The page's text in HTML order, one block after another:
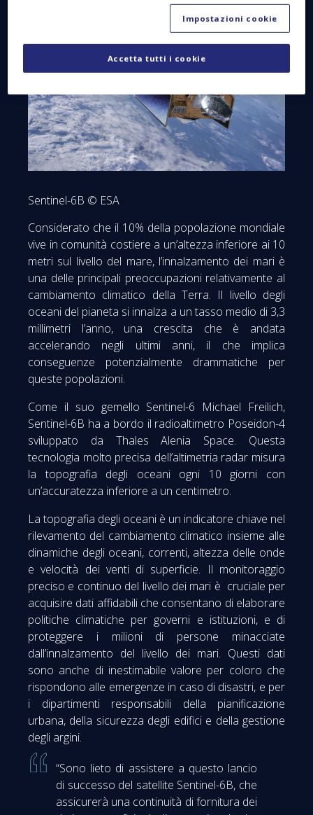
Sentinel-6B © ESA
Considerato che il 10% della popolazione mondiale
vive in comunità costiere a un’altezza inferiore ai 10
metri sul livello del mare, l’innalzamento dei mari è
una delle principali preoccupazioni relativamente al
cambiamento climatico della Terra. Il livello degli
oceani del pianeta si innalza a un tasso medio di 3,3
millimetri l’anno, una crescita che è andata
accelerando negli ultimi anni, il che implica
conseguenze potenzialmente drammatiche per
queste popolazioni.
Come il suo gemello Sentinel-6 Michael Freilich,
Sentinel-6B ha a bordo il radioaltimetro Poseidon-4
sviluppato da Thales Alenia Space. Questa
tecnologia molto precisa dell’altimetria radar misura
la topografia degli oceani ogni 10 giorni con
un’accuratezza inferiore a un centimetro.
La topografia degli oceani è un indicatore chiave nel
rilevamento del cambiamento climatico insieme alle
dinamiche degli oceani, correnti, altezza delle onde
e velocità dei venti di superficie. Il monitoraggio
preciso e continuo del livello dei mari è cruciale per
acquisire dati affidabili che consentano di elaborare
politiche climatiche per governi e istituzioni, e di
proteggere i milioni di persone minacciate
dall’innalzamento del livello dei mari. Questi dati
sono anche di inestimabile valore per coloro che
rispondono alle emergenze in caso di disastri, e per
i dipartimenti responsabili della pianificazione
urbana, della sicurezza degli edifici e della gestione
degli argini.
“Sono lieto di assistere a questo lancio
di successo del satellite Sentinel-6B, che
assicurerà una continuità di fornitura dei
Impostazioni cookie
Accetta tutti i cookie